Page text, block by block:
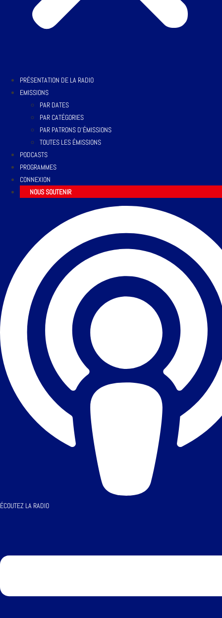
PRÉSENTATION DE LA RADIO
EMISSIONS
PAR DATES
PAR CATÉGORIES
PAR PATRONS D’ÉMISSIONS
TOUTES LES ÉMISSIONS
PODCASTS
PROGRAMMES
CONNEXION
NOUS SOUTENIR
ÉCOUTEZ LA RADIO